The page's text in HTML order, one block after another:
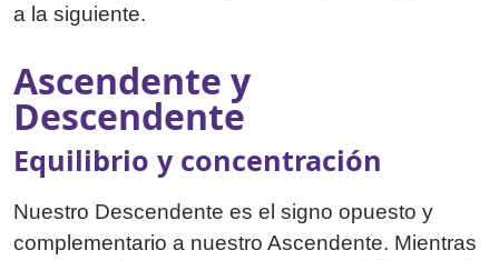
a la siguiente.
Ascendente y
Descendente
Equilibrio y concentración
Nuestro Descendente es el signo opuesto y
complementario a nuestro Ascendente. Mientras